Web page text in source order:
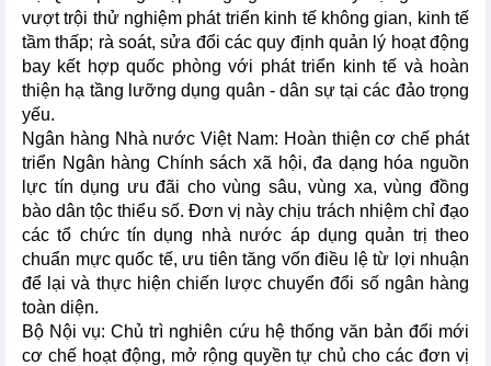
vượt trội thử nghiệm phát triển kinh tế không gian, kinh tế
tầm thấp; rà soát, sửa đổi các quy định quản lý hoạt động
bay kết hợp quốc phòng với phát triển kinh tế và hoàn
thiện hạ tầng lưỡng dụng quân - dân sự tại các đảo trọng
yếu.
Ngân hàng Nhà nước Việt Nam: Hoàn thiện cơ chế phát
triển Ngân hàng Chính sách xã hội, đa dạng hóa nguồn
lực tín dụng ưu đãi cho vùng sâu, vùng xa, vùng đồng
bào dân tộc thiểu số. Đơn vị này chịu trách nhiệm chỉ đạo
các tổ chức tín dụng nhà nước áp dụng quản trị theo
chuẩn mực quốc tế, ưu tiên tăng vốn điều lệ từ lợi nhuận
để lại và thực hiện chiến lược chuyển đổi số ngân hàng
toàn diện.
Bộ Nội vụ: Chủ trì nghiên cứu hệ thống văn bản đổi mới
cơ chế hoạt động, mở rộng quyền tự chủ cho các đơn vị